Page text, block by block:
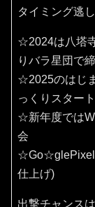
タイミング逃
☆2024は八塔
りバラ星団で
☆2025のはじ
っくりスタート
☆新年度では
会
☆Go☆glePixel
仕上げ)
出撃チャンス